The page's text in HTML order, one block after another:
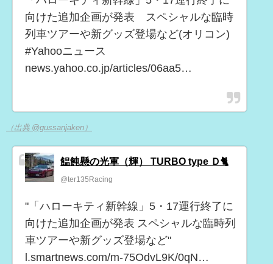
向けた追加企画が発表 スペシャルな臨時
列車ツアーや新グッズ登場など(オリコン)
#Yahooニュース
news.yahoo.co.jp/articles/06aa5…
（出典 @gussanjaken）
饂飩懸の光軍（輝） TURBO type Ｄ🐈️
@ter135Racing
"「ハローキティ新幹線」5・17運行終了に
向けた追加企画が発表 スペシャルな臨時列
車ツアーや新グッズ登場など"
l.smartnews.com/m-75OdvL9K/0qN…